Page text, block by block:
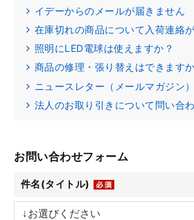
イデーからのメールが届きません
在庫切れの商品について入荷連絡
照明にLED電球は使えますか？
商品の修理・張り替えはできます
ニュースレター（メールマガジン
法人のお取り引きについて問い合
お問い合わせフォーム
件名(タイトル)